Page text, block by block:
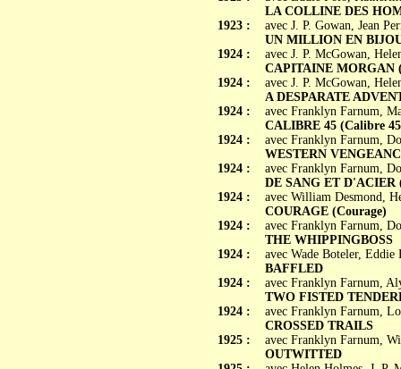
1923 :
1924 :
1924 :
1924 :
1924 :
1924 :
1924 :
1924 :
1924 :
1924 :
1924 :
1925 :
LA COLLINE DES
avec J. P. Gowan, Jean
UN MILLION EN
avec J. P. McGowan,
CAPITAINE MORGAN
avec J. P. McGowan,
A DESPARATE
avec Franklyn Farnum,
CALIBRE 45 (Calibre
avec Franklyn Farnum,
WESTERN
avec Franklyn Farnum,
DE SANG ET D'ACIER
avec William Desmond,
COURAGE (Courage)
avec Franklyn Farnum,
THE WHIPPINGBOSS
avec Wade Boteler,
BAFFLED
avec Franklyn Farnum,
TWO FISTED
avec Franklyn Farnum,
CROSSED TRAILS
avec Franklyn Farnum,
OUTWITTED